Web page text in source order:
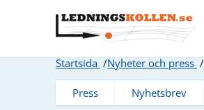
Startsida Nyheter och press
Press Nyhetsbrev